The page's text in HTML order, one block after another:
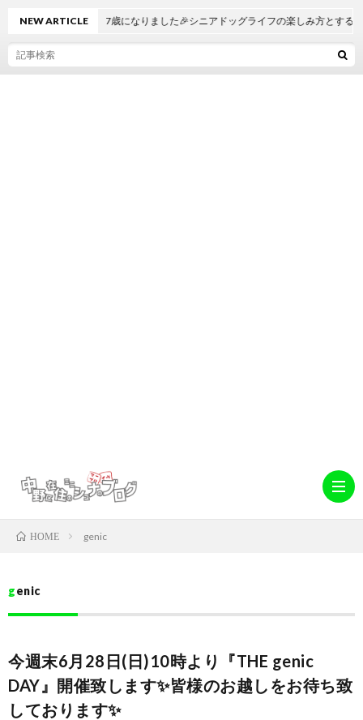
ー
NEW ARTICLE
マーブルが7歳になりました🎉シニアドッグライフの楽しみ方とするべきこと
HOME genic
genic
今週末6月28日(日)10時より『THE genic
DAY』開催致します✨皆様のお越しをお待ち致
しております✨